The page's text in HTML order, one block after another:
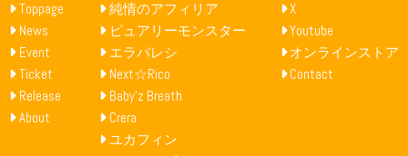
Toppage
News
Event
Ticket
Release
About
純情のアフィリア
ピュアリーモンスター
エラバレシ
Next☆Rico
Baby’z Breath
Crera
ユカフィン
X
Youtube
オンラインストア
Contact